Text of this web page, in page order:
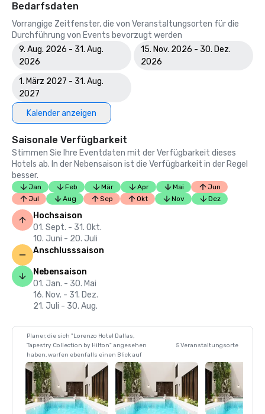
Bedarfsdaten
Vorrangige Zeitfenster, die von Veranstaltungsorten für die
Durchführung von Events bevorzugt werden
9. Aug. 2026 - 31. Aug.
2026
15. Nov. 2026 - 30. Dez.
2026
1. März 2027 - 31. Aug.
2027
Kalender anzeigen
Saisonale Verfügbarkeit
Stimmen Sie Ihre Eventdaten mit der Verfügbarkeit dieses
Hotels ab. In der Nebensaison ist die Verfügbarkeit in der Regel
besser.
Jan Feb Mär Apr Mai
Jun
Jul
Aug Sep Okt Nov Dez
Hochsaison
01. Sept. - 31. Okt.
10. Juni - 20. Juli
Anschlusssaison
Nebensaison
01. Jan. - 30. Mai
16. Nov. - 31. Dez.
21. Juli - 30. Aug.
Planer, die sich "Lorenzo Hotel Dallas,
Tapestry Collection by Hilton" angesehen
haben, warfen ebenfalls einen Blick auf
5 Veranstaltungsorte